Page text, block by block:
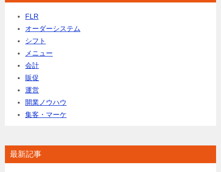
FLR
オーダーシステム
シフト
メニュー
会計
販促
運営
開業ノウハウ
集客・マーケ
最新記事